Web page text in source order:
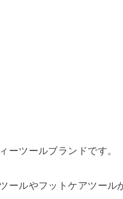
ーツールブランドです。
ールやフットケアツール